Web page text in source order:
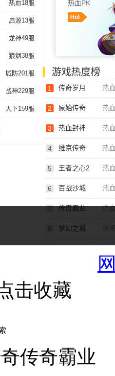
击收藏
传奇霸业